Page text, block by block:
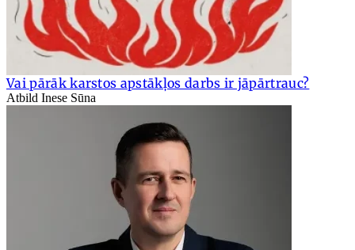
Vai pārāk karstos apstākļos darbs ir jāpārtrauc?
Atbild Inese Sūna